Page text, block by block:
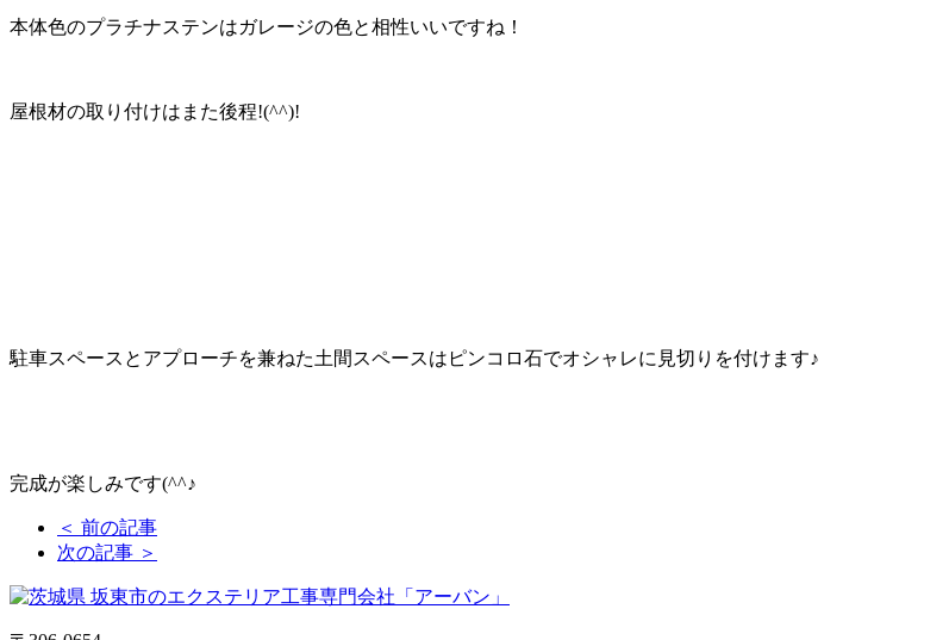
本体色のプラチナステンはガレージの色と相性いいですね！
屋根材の取り付けはまた後程!(^^)!
駐車スペースとアプローチを兼ねた土間スペースはピンコロ石でオシャレに見切りを付けます♪
完成が楽しみです(^^♪
＜ 前の記事
次の記事 ＞